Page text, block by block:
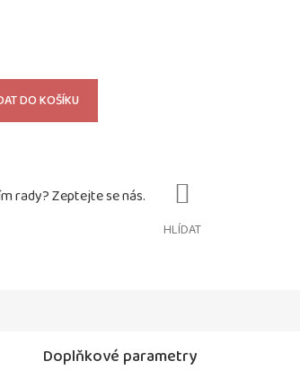
DO KOŠÍKU
HLÍDAT
Doplňkové parametry